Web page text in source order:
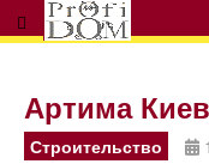
Артима Киев
Строительство